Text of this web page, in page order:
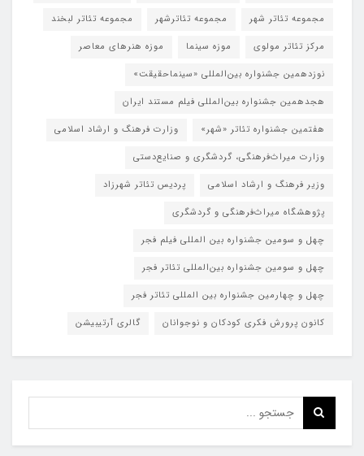
مجموعه تئاتر شهر
مجموعه تئاترشهر
مجموعه تئاتر لبخند
مرکز تئاتر مولوی
موزه سینما
موزه هنرهای معاصر
نوزدهمین جشنواره بین‌المللی «سینماحقیقت»
هجدهمین جشنواره بین‌المللی فیلم مستند ایران
هفتمین جشنواره تئاتر «شهر»
وزارت فرهنگ و ارشاد اسلامی
وزارت میراث‌فرهنگی، گردشگری و صنایع‌دستی
وزیر فرهنگ و ارشاد اسلامی
پردیس تئاتر شهرزاد
پژوهشگاه میراث‌فرهنگی و گردشگری
چهل و سومین جشنواره بین المللی فیلم فجر
چهل و سومین جشنواره بین‌المللی تئاتر فجر
چهل و چهارمین جشنواره بین المللی تئاتر فجر
کانون پرورش فکری کودکان و نوجوانان
گالری آرتیبیشن